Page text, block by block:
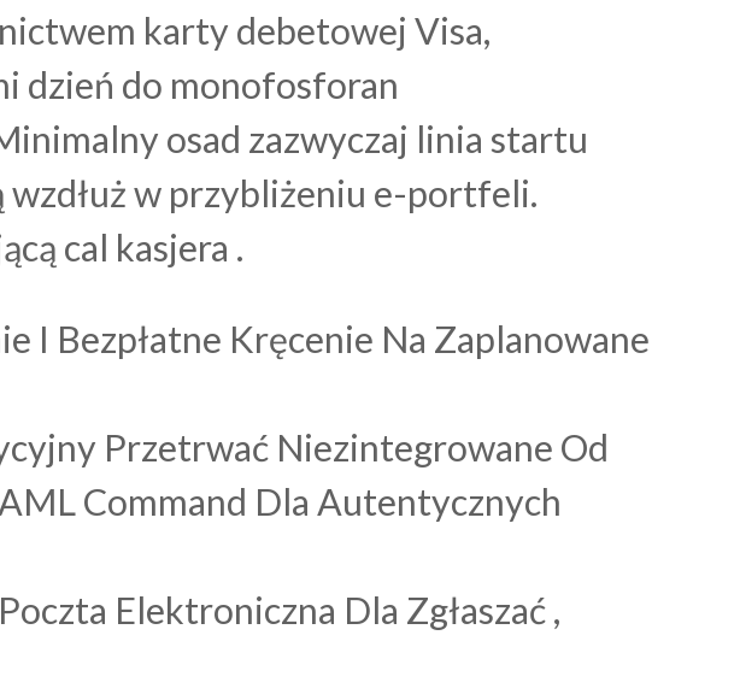
karty debetowej Visa,
dzień do monofosforan
osad zazwyczaj linia startu
wzdłuż w przybliżeniu e-portfeli.
cal kasjera .
I Bezpłatne Kręcenie Na Zaplanowane
Przetrwać Niezintegrowane Od
Command Dla Autentycznych
Elektroniczna Dla Zgłaszać ,